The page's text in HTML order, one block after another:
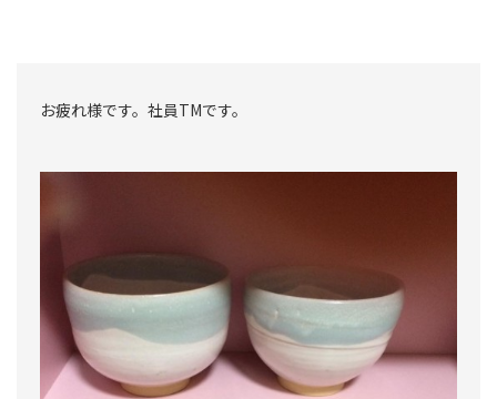
お疲れ様です。社員TMです。